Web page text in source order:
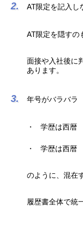
AT限定を記入し
AT限定を隠すの
面接や入社後に
あります。
年号がバラバラ
学歴は西暦
学歴は西暦
のように、混在
履歴書全体で統